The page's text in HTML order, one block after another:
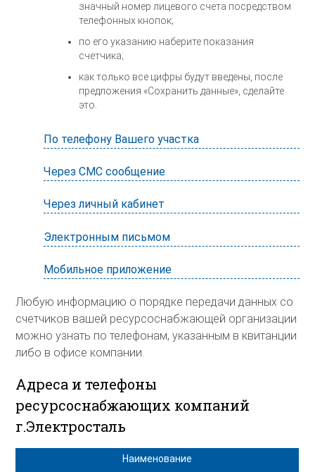
значный номер лицевого счета посредством
телефонных кнопок;
по его указанию наберите показания
счетчика;
как только все цифры будут введены, после
предложения «Сохранить данные», сделайте
это.
По телефону Вашего участка
Через СМС сообщение
Через личный кабинет
Электронным письмом
Мобильное приложение
Любую информацию о порядке передачи данных со
счетчиков вашей ресурсоснабжающей организации
можно узнать по телефонам, указанным в квитанции
либо в офисе компании.
Адреса и телефоны
ресурсоснабжающих компаний
г.Электросталь
Наименование